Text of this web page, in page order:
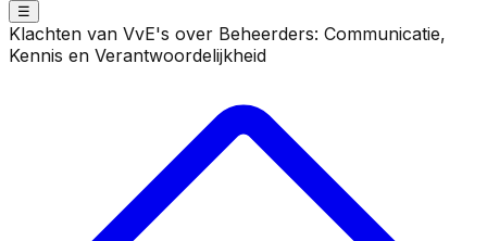
☰
Klachten van VvE's over Beheerders: Communicatie,
Kennis en Verantwoordelijkheid